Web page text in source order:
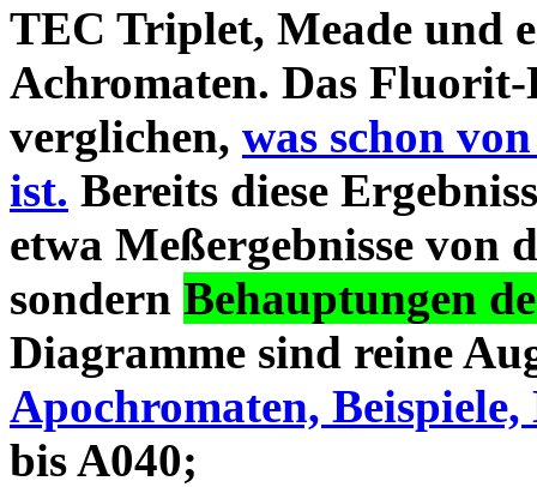
TEC Triplet, Meade und
Achromaten. Das
verglichen, was schon
ist. Bereits diese
etwa Meßergebnisse von
sondern Behauptungen
Diagramme sind reine
Apochromaten, Beispiele,
bis A040;